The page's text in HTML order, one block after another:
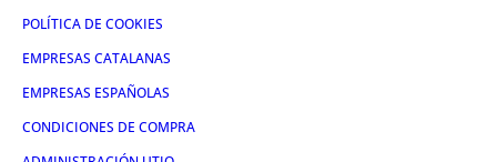
POLÍTICA DE COOKIES
EMPRESAS CATALANAS
EMPRESAS ESPAÑOLAS
CONDICIONES DE COMPRA